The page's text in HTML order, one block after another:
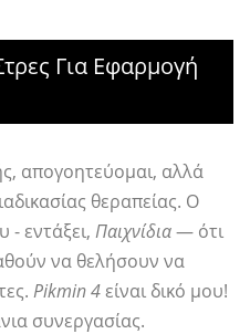
Για Εφαρμογή
απογοητεύομαι, αλλά
θεραπείας. Ο
- εντάξει, Παιχνίδια— ότι
να θελήσουν να
Pikmin 4είναι δικό μου!
συνεργασίας.